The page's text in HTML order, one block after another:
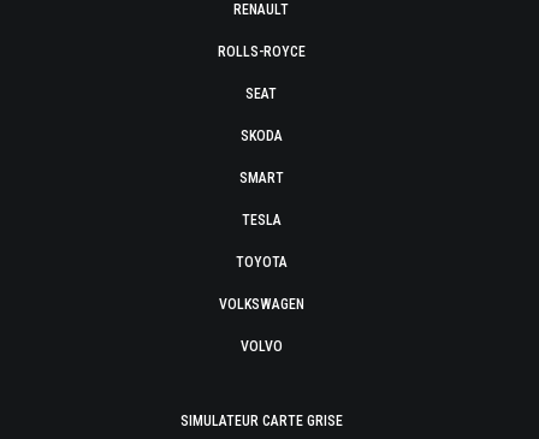
RENAULT
ROLLS-ROYCE
SEAT
SKODA
SMART
TESLA
TOYOTA
VOLKSWAGEN
VOLVO
SIMULATEUR CARTE GRISE